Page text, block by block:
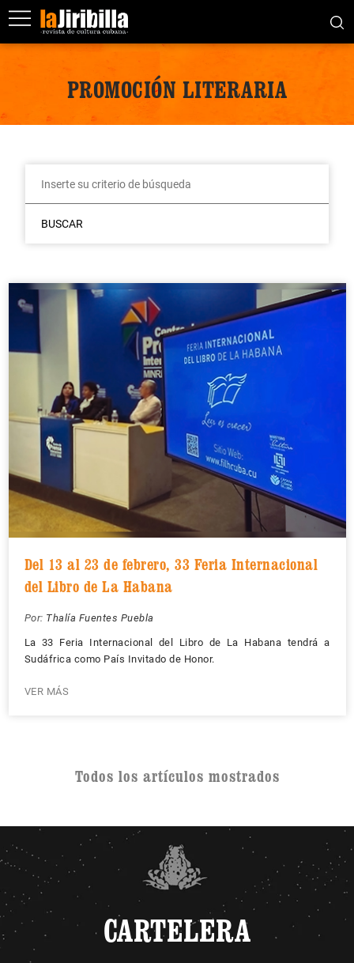
PROMOCIÓN LITERARIA
BUSCAR
Del 13 al 23 de febrero, 33 Feria Internacional
del Libro de La Habana
Por: Thalía Fuentes Puebla
La 33 Feria Internacional del Libro de La Habana tendrá a
Sudáfrica como País Invitado de Honor.
VER MÁS
Todos los artículos mostrados
CARTELERA